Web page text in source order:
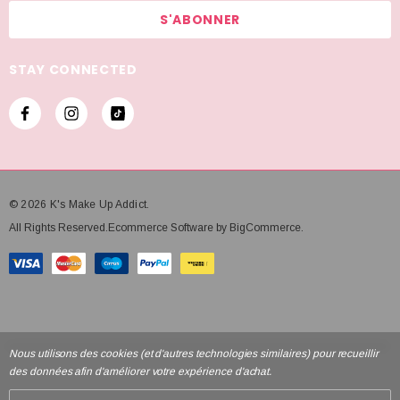
s
e
-
a
STAY CONNECTED
© 2026 K's Make Up Addict.
All Rights Reserved.Ecommerce Software by BigCommerce.
Nous utilisons des cookies (et d'autres technologies similaires) pour recueillir
des données afin d'améliorer votre expérience d'achat.